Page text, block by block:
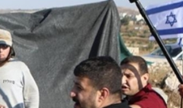
Çaykur Rizespor,
Ağırlıyor!